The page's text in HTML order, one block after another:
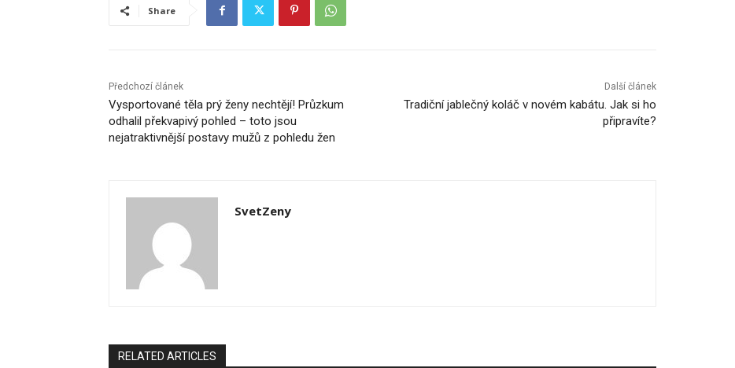
Share
Předchozí článek
Vysportované těla prý ženy nechtějí! Průzkum
odhalil překvapivý pohled – toto jsou
nejatraktivnější postavy mužů z pohledu žen
Další článek
Tradiční jablečný koláč v novém kabátu. Jak si ho
připravíte?
SvetZeny
RELATED ARTICLES